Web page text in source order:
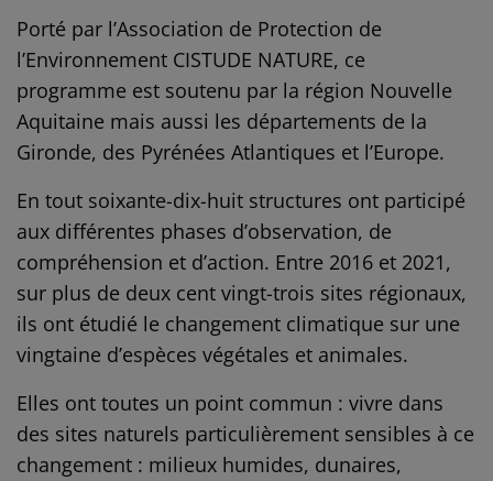
Porté par l’Association de Protection de
l’Environnement CISTUDE NATURE, ce
programme est soutenu par la région Nouvelle
Aquitaine mais aussi les départements de la
Gironde, des Pyrénées Atlantiques et l’Europe.
En tout soixante-dix-huit structures ont participé
aux différentes phases d’observation, de
compréhension et d’action. Entre 2016 et 2021,
sur plus de deux cent vingt-trois sites régionaux,
ils ont étudié le changement climatique sur une
vingtaine d’espèces végétales et animales.
Elles ont toutes un point commun : vivre dans
des sites naturels particulièrement sensibles à ce
changement : milieux humides, dunaires,